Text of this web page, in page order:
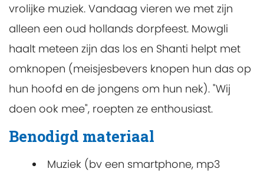
vrolijke muziek. Vandaag vieren we met zijn
alleen een oud hollands dorpfeest. Mowgli
haalt meteen zijn das los en Shanti helpt met
omknopen (meisjesbevers knopen hun das op
hun hoofd en de jongens om hun nek). "Wij
doen ook mee", roepten ze enthousiast.
Benodigd materiaal
Muziek (bv een smartphone, mp3